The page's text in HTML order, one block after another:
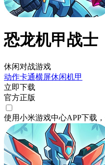
恐龙机甲战士
休闲对战游戏
动作卡通横屏休闲机甲
立即下载
官方正版
使用小米游戏中心APP下载